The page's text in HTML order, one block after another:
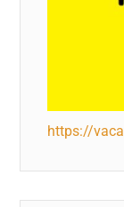
https://